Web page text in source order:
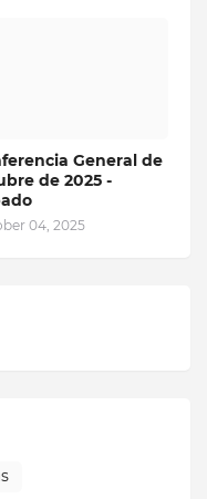
General de
de 2025 -
04, 2025